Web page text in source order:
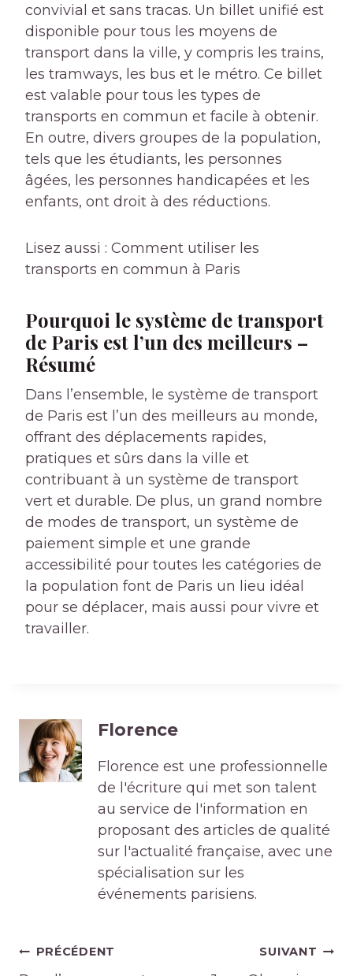
convivial et sans tracas. Un billet unifié est
disponible pour tous les moyens de
transport dans la ville, y compris les trains,
les tramways, les bus et le métro. Ce billet
est valable pour tous les types de
transports en commun et facile à obtenir.
En outre, divers groupes de la population,
tels que les étudiants, les personnes
âgées, les personnes handicapées et les
enfants, ont droit à des réductions.
Lisez aussi : Comment utiliser les
transports en commun à Paris
Pourquoi le système de transport
de Paris est l’un des meilleurs –
Résumé
Dans l’ensemble, le système de transport
de Paris est l’un des meilleurs au monde,
offrant des déplacements rapides,
pratiques et sûrs dans la ville et
contribuant à un système de transport
vert et durable. De plus, un grand nombre
de modes de transport, un système de
paiement simple et une grande
accessibilité pour toutes les catégories de
la population font de Paris un lieu idéal
pour se déplacer, mais aussi pour vivre et
travailler.
Florence
Florence est une professionnelle
de l'écriture qui met son talent
au service de l'information en
proposant des articles de qualité
sur l'actualité française, avec une
spécialisation sur les
événements parisiens.
Navigation
PRÉCÉDENT SUIVANT